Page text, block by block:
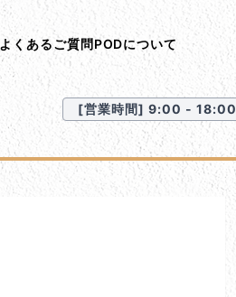
よくあるご質問PODについて
[営業時間] 9:00 - 18:00